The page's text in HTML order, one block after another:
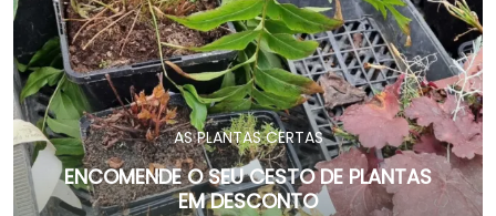
AS PLANTAS CERTAS
ENCOMENDE O SEU CESTO DE PLANTAS
EM DESCONTO